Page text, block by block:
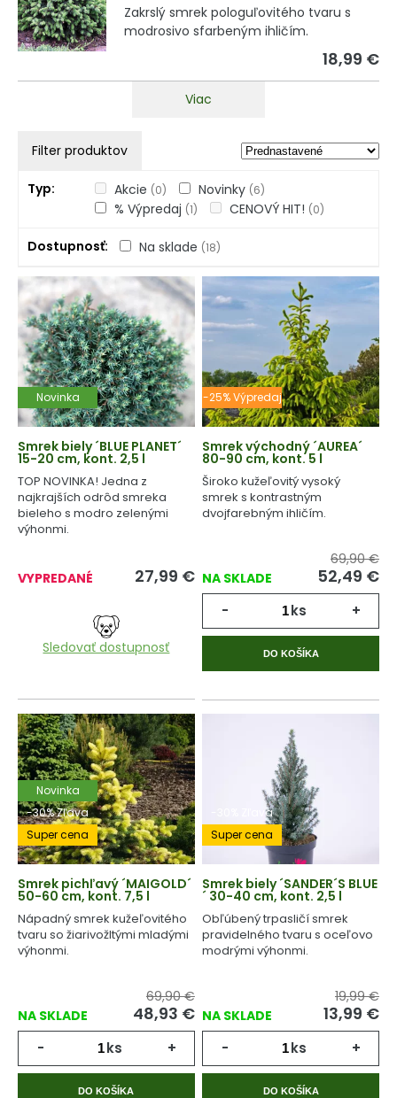
Zakrslý smrek pologuľovitého tvaru s
modrosivo sfarbeným ihličím.
18,99 €
Viac
Filter produktov
Typ Akcie (0) Novinky (6)
% Výpredaj (1) CENOVÝ HIT! (0)
Dostupnosť Na sklade (18)
Novinka
Smrek biely ´BLUE PLANET´
15-20 cm, kont. 2,5 l
TOP NOVINKA! Jedna z
najkrajších odrôd smreka
bieleho s modro zelenými
výhonmi.
VYPREDANÉ 27,99 €
Sledovať dostupnosť
-25% Výpredaj
Smrek východný ´AUREA´
80-90 cm, kont. 5 l
Široko kužeľovitý vysoký
smrek s kontrastným
dvojfarebným ihličím.
NA SKLADE
69,90 €
52,49 €
- ks +
DO KOŠÍKA
Novinka
-30% Zľava
Super cena
Smrek pichľavý ´MAIGOLD´
50-60 cm, kont. 7,5 l
Nápadný smrek kužeľovitého
tvaru so žiarivožltými mladými
výhonmi.
NA SKLADE
69,90 €
48,93 €
- ks +
DO KOŠÍKA
-30% Zľava
Super cena
Smrek biely ´SANDER´S BLUE
´ 30-40 cm, kont. 2,5 l
Obľúbený trpasličí smrek
pravidelného tvaru s oceľovo
modrými výhonmi.
NA SKLADE
19,99 €
13,99 €
- ks +
DO KOŠÍKA